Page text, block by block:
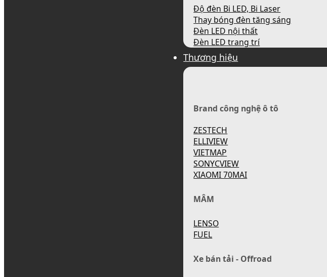
Độ đèn Bi LED, Bi Laser
Thay bóng đèn tăng sáng
Đèn LED nội thất
Đèn LED trang trí
Thương hiệu
Brand công nghệ ô tô
ZESTECH
ELLIVIEW
VIETMAP
SONYCVIEW
XIAOMI 70MAI
MÂM
LENSO
FUEL
Xe bán tải - Offroad